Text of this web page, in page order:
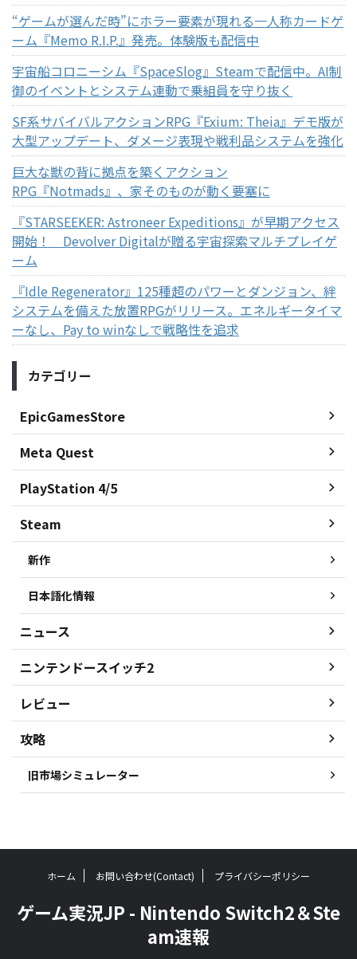
“ゲームが選んだ時”にホラー要素が現れる一人称カードゲ
ーム『Memo R.I.P.』発売。体験版も配信中
宇宙船コロニーシム『SpaceSlog』Steamで配信中。AI制
御のイベントとシステム連動で乗組員を守り抜く
SF系サバイバルアクションRPG『Exium: Theia』デモ版が
大型アップデート、ダメージ表現や戦利品システムを強化
巨大な獣の背に拠点を築くアクション
RPG『Notmads』、家そのものが動く要塞に
『STARSEEKER: Astroneer Expeditions』が早期アクセス
開始！ Devolver Digitalが贈る宇宙探索マルチプレイゲ
ーム
『Idle Regenerator』125種超のパワーとダンジョン、絆
システムを備えた放置RPGがリリース。エネルギータイマ
ーなし、Pay to winなしで戦略性を追求
カテゴリー
EpicGamesStore
Meta Quest
PlayStation 4/5
Steam
新作
日本語化情報
ニュース
ニンテンドースイッチ2
レビュー
攻略
旧市場シミュレーター
ホーム お問い合わせ(Contact) プライバシーポリシー
ゲーム実況JP - Nintendo Switch2＆Ste
am速報